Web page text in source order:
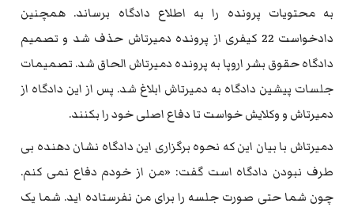
به محتویات پرونده را به اطلاع دادگاه برساند. همچنین
دادخواست 22 کیفری از پرونده دمیرتاش حذف شد و تصمیم
دادگاه حقوق بشر اروپا به پرونده دمیرتاش الحاق شد. تصمیمات
جلسات پیشین دادگاه به دمیرتاش ابلاغ شد. پس از این دادگاه از
دمیرتاش و وکلایش خواست تا دفاع اصلی خود را بکنند.
دمیرتاش با بیان این که نحوه برگزاری این دادگاه نشان دهنده بی
طرف نبودن دادگاه است گفت: «من از خودم دفاع نمی کنم.
چون شما حتی صورت جلسه را برای من نفرستاده اید. شما یک